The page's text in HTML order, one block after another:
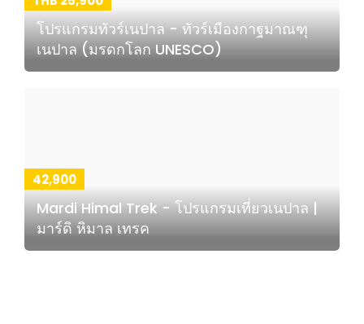
โปรแกรมทัวร์เนปาล - ทัวร์เมืองกาฐมาณฑุ
เนปาล (มรดกโลก UNESCO)
42,900
Mardi Himal Trek - โปรแกรมเที่ยวเนปาล |
มาร์ดิ หิมาล เทรค